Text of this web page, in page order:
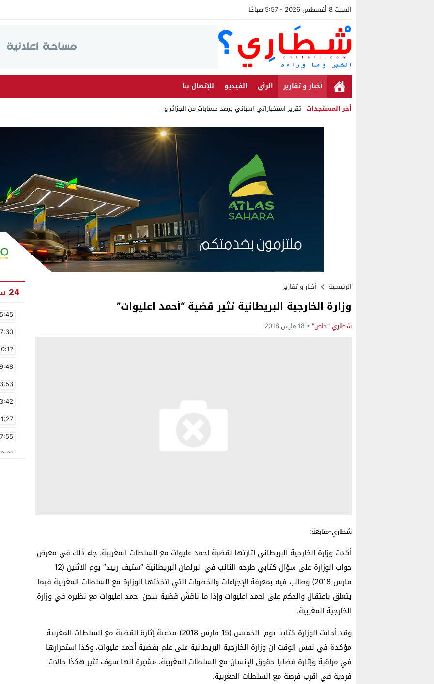
السبت 8 أغسطس 2026 - 5:57 صباحًا
أخبار و تقارير الرأي الفيديو
للإتصال بنا
أخر المستجدات تقرير استخباراتي إسباني يرصد حسابات من الجزائر وأرقاما بـ _
Stop
الرئيسية أخبار و تقارير
وزارة الخارجية البريطانية تثير قضية “أحمد اعليوات”
شطاري "خاص" 18 مارس 2018
شطاري-متابعة:
أكدت وزارة الخارجية البريطاني إثارتها لقضية احمد عليوات مع السلطات المغربية. جاء ذلك في معرض
جواب الوزارة على سؤال كتابي طرحه النائب في البرلمان البريطانية “ستيف رييد” يوم الاثنين (12
مارس 2018) وطالب فيه بمعرفة الإجراءات والخطوات التي اتخذتها الوزارة مع السلطات المغربية فيما
يتعلق باعتقال والحكم على احمد اعليوات وإذا ما ناقش قضية سجن احمد اعليوات مع نظيره في وزارة
الخارجية المغربية.
وقد أجابت الوزارة كتابيا يوم الخميس (15 مارس 2018) مدعية إثارة القضية مع السلطات المغربية
مؤكدة في نفس الوقت ان وزارة الخارجية البريطانية على علم بقضية أحمد عليوات، وكذا استمرارها
في مراقبة وإثارة قضايا حقوق الإنسان مع السلطات المغربية، مشيرة انها سوف تثير هكذا حالات
فردية في اقرب فرصة مع السلطات المغربية.
24 ساعة